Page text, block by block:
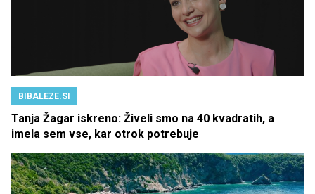
BIBALEZE.SI
Tanja Žagar iskreno: Živeli smo na 40 kvadratih, a
imela sem vse, kar otrok potrebuje